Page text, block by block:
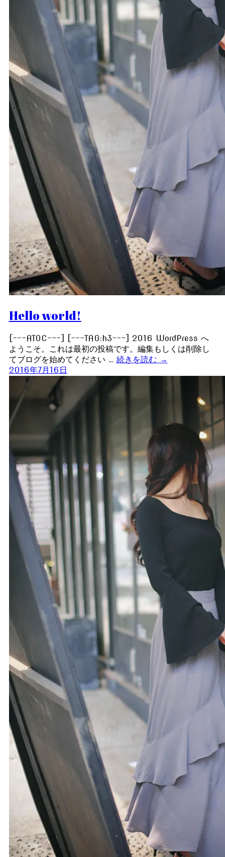
Hello world!
[---ATOC---] [---TAG:h3---] 2016 WordPress へ
ようこそ。これは最初の投稿です。編集もしくは削除し
てブログを始めてください … 続きを読む →
2016年7月16日